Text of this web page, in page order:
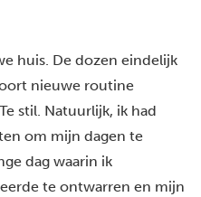
huis. De dozen eindelijk
nieuwe routine
stil. Natuurlijk, ik had
om mijn dagen te
dag waarin ik
te ontwarren en mijn